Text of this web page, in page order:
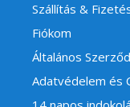
Szállítás &
Fiókom
Általános
Adatvédelem és